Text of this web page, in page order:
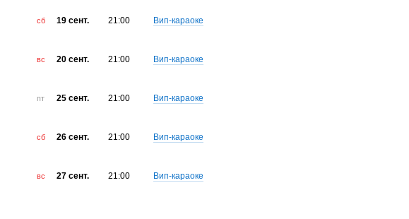
сб 19 сент. 21:00 Вип-караоке
вс 20 сент. 21:00 Вип-караоке
пт 25 сент. 21:00 Вип-караоке
сб 26 сент. 21:00 Вип-караоке
вс 27 сент. 21:00 Вип-караоке